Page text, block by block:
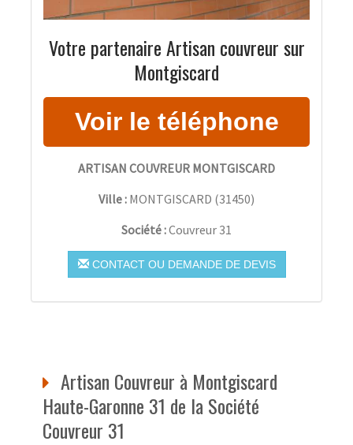
Votre partenaire Artisan couvreur sur
Montgiscard
ARTISAN COUVREUR MONTGISCARD
Ville : MONTGISCARD (31450)
Société :Couvreur 31
CONTACT OU DEMANDE DE DEVIS
Artisan Couvreur à Montgiscard
Haute-Garonne 31 de la Société
Couvreur 31